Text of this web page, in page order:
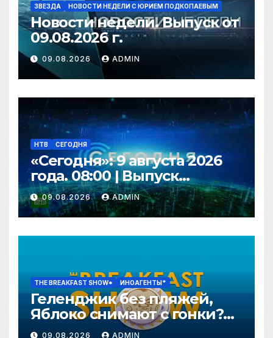
ЗВЕЗДА НОВОСТИ НЕДЕЛИ С ЮРИЕМ ПОДКОПАЕВЫМ
Новости недели. Выпуск от
09.08.2026 г.
09.08.2026 ADMIN
НТВ СЕГОДНЯ
«Сегодня»: 9 августа 2026
года. 08:00 | Выпуск
новостей | Новости НТВ
09.08.2026 ADMIN
THE BREAKFAST SHOW* ИНОАГЕНТЫ*
Геленджик без пляжей,
Яблоко снимают с гонки?
Колобку грозят расправой.
09.08.2026 ADMIN